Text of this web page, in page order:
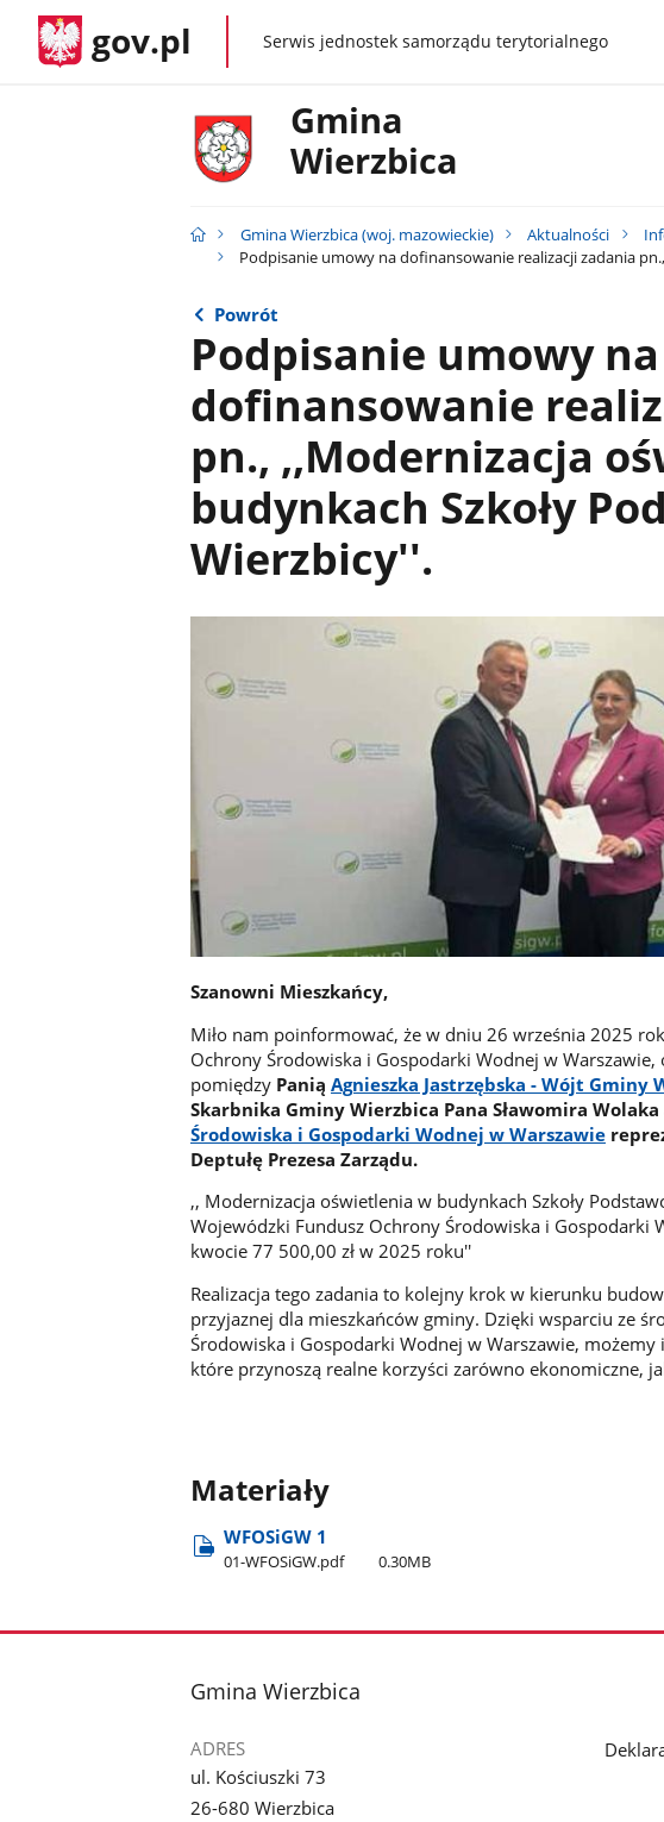
gov.pl gov.plSerwis jednostek samorządu terytorialnego
Gmina
Wierzbica
Gmina Wierzbica (woj. mazowieckie) Aktualności
Podpisanie umowy na dofinansowanie realizacji zadania
Powrót
Podpisanie umowy na
dofinansowanie
pn., ,,Modernizacja
budynkach Szkoły
Wierzbicy''.
Szanowni Mieszkańcy,
Miło nam poinformować, że w dniu 26 września 2025
Ochrony Środowiska i Gospodarki Wodnej w
pomiędzyPanią Agnieszka Jastrzębska - Wójt Gminy
Skarbnika Gminy Wierzbica Pana Sławomira Wolaka
Środowiska i Gospodarki Wodnej w Warszawie
Deptułę Prezesa Zarządu.
,, Modernizacja oświetlenia w budynkach Szkoły
Wojewódzki Fundusz Ochrony Środowiska i Gospodarki
kwocie 77 500,00 zł w 2025 roku''
Realizacja tego zadania to kolejny krok w kierunku
przyjaznej dla mieszkańców gminy. Dzięki wsparciu ze
Środowiska i Gospodarki Wodnej w Warszawie,
które przynoszą realne korzyści zarówno ekonomiczne,
Materiały
WFOSiGW 1
01-WFOSiGW.pdf 0.30MB
stopka
Gmina Wierzbica
ADRES
ul. Kościuszki 73
26-680 Wierzbica